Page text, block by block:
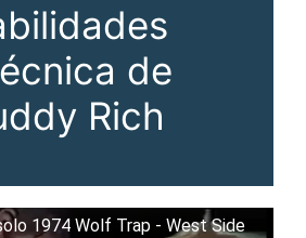
de
Rich
1974 Wolf Trap - West Side